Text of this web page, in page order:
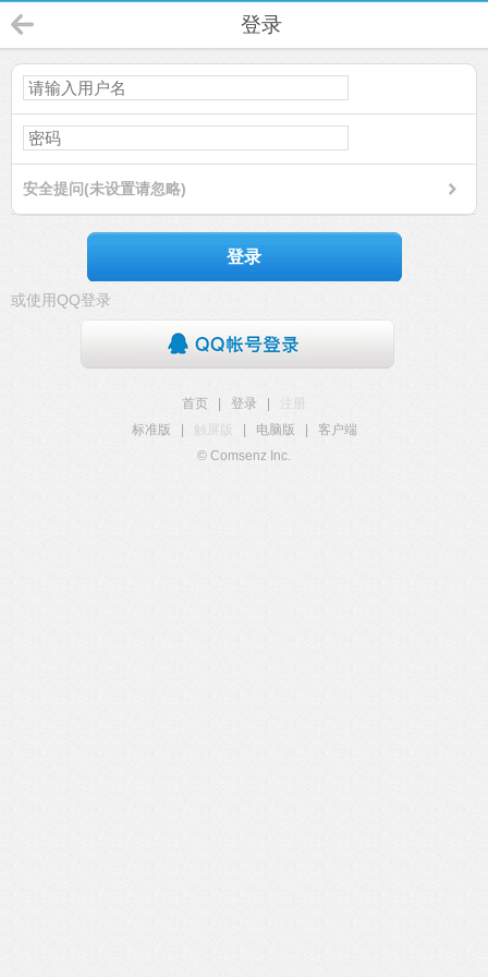
登录
安全提问(未设置请忽略)
登录
或使用QQ登录
首页 登录
注册
标准版
触屏版 电脑版
客户端
© Comsenz Inc.